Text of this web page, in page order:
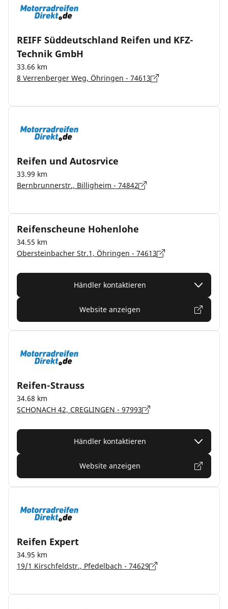
REIFF Süddeutschland Reifen und KFZ-
Technik GmbH
33.66 km
8 Verrenberger Weg, Öhringen - 74613
Reifen und Autosrvice
33.99 km
Bernbrunnerstr., Billigheim - 74842
Reifenscheune Hohenlohe
34.55 km
Obersteinbacher Str.1, Öhringen - 74613
Händler kontaktieren
Website anzeigen
Reifen-Strauss
34.68 km
SCHONACH 42, CREGLINGEN - 97993
Händler kontaktieren
Website anzeigen
Reifen Expert
34.95 km
19/1 Kirschfeldstr., Pfedelbach - 74629